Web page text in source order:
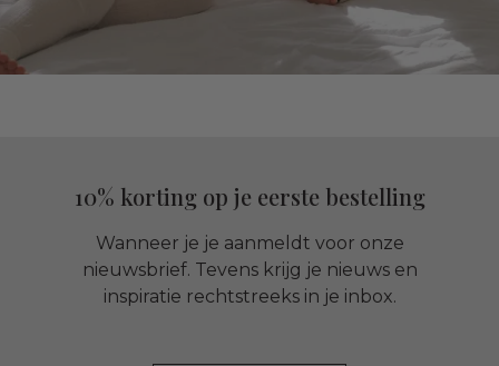
10% korting op je eerste bestelling
Wanneer je je aanmeldt voor onze
nieuwsbrief. Tevens krijg je nieuws en
inspiratie rechtstreeks in je inbox.